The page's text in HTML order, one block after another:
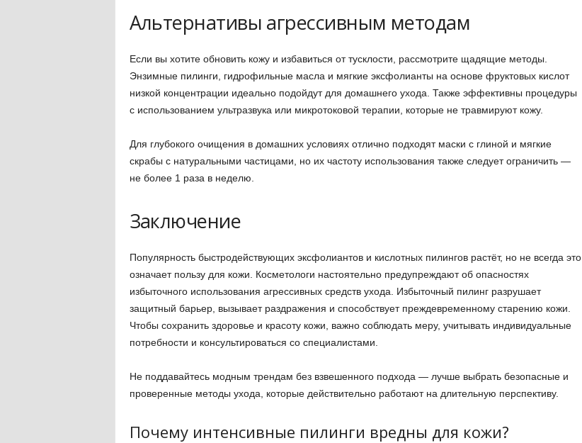
Альтернативы агрессивным методам
Если вы хотите обновить кожу и избавиться от тусклости, рассмотрите щадящие методы.
Энзимные пилинги, гидрофильные масла и мягкие эксфолианты на основе фруктовых кислот
низкой концентрации идеально подойдут для домашнего ухода. Также эффективны процедуры
с использованием ультразвука или микротоковой терапии, которые не травмируют кожу.
Для глубокого очищения в домашних условиях отлично подходят маски с глиной и мягкие
скрабы с натуральными частицами, но их частоту использования также следует ограничить —
не более 1 раза в неделю.
Заключение
Популярность быстродействующих эксфолиантов и кислотных пилингов растёт, но не всегда это
означает пользу для кожи. Косметологи настоятельно предупреждают об опасностях
избыточного использования агрессивных средств ухода. Избыточный пилинг разрушает
защитный барьер, вызывает раздражения и способствует преждевременному старению кожи.
Чтобы сохранить здоровье и красоту кожи, важно соблюдать меру, учитывать индивидуальные
потребности и консультироваться со специалистами.
Не поддавайтесь модным трендам без взвешенного подхода — лучше выбрать безопасные и
проверенные методы ухода, которые действительно работают на длительную перспективу.
Почему интенсивные пилинги вредны для кожи?